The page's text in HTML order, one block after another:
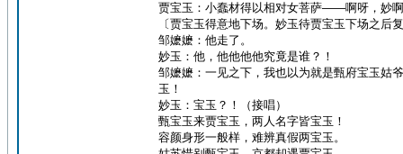
贾宝玉：小蠢材得以相对女菩萨——啊呀，妙
〔贾宝玉得意地下场。妙玉待贾宝玉下场之后
邹嬷嬷：他走了。
妙玉：他，他他他他究竟是谁？！
邹嬷嬷：一见之下，我也以为就是甄府宝玉姑
玉！
妙玉：宝玉？！（接唱）
甄宝玉来贾宝玉，两人名字皆宝玉！
容颜身形一般样，难辨真假两宝玉。